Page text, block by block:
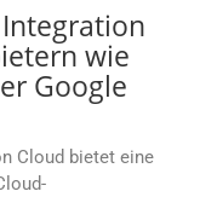
wie
Google
Cloud bietet eine